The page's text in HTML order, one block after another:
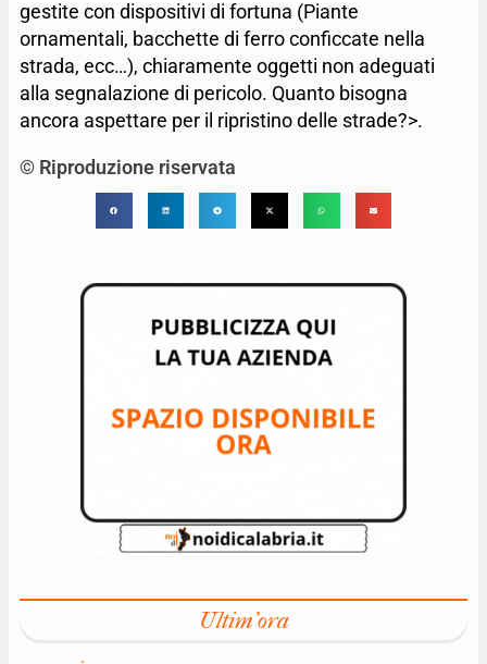
gestite con dispositivi di fortuna (Piante
ornamentali, bacchette di ferro conficcate nella
strada, ecc…), chiaramente oggetti non adeguati
alla segnalazione di pericolo. Quanto bisogna
ancora aspettare per il ripristino delle strade?>.
© Riproduzione riservata
Ultim'ora